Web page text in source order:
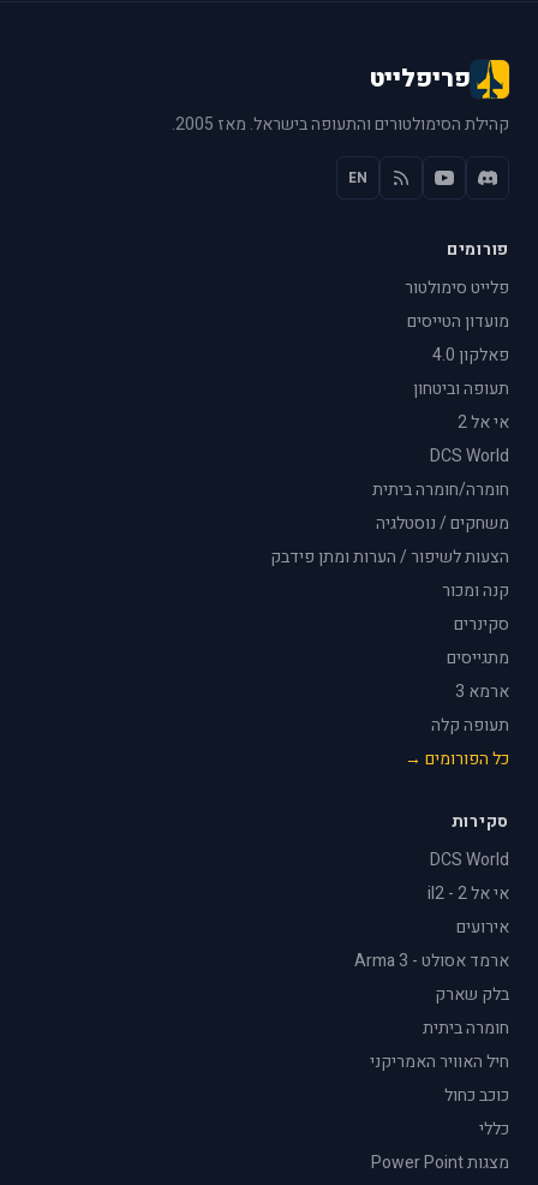
פריפלייט
קהילת הסימולטורים והתעופה בישראל. מאז 2005.
EN
פורומים
פלייט סימולטור
מועדון הטייסים
פאלקון 4.0
תעופה וביטחון
אי אל 2
DCS World
חומרה/חומרה ביתית
משחקים / נוסטלגיה
הצעות לשיפור / הערות ומתן פידבק
קנה ומכור
סקינרים
מתגייסים
ארמא 3
תעופה קלה
כל הפורומים →
סקירות
DCS World
אי אל 2 - il2
אירועים
ארמד אסולט - Arma 3
בלק שארק
חומרה ביתית
חיל האוויר האמריקני
כוכב כחול
כללי
מצגות Power Point